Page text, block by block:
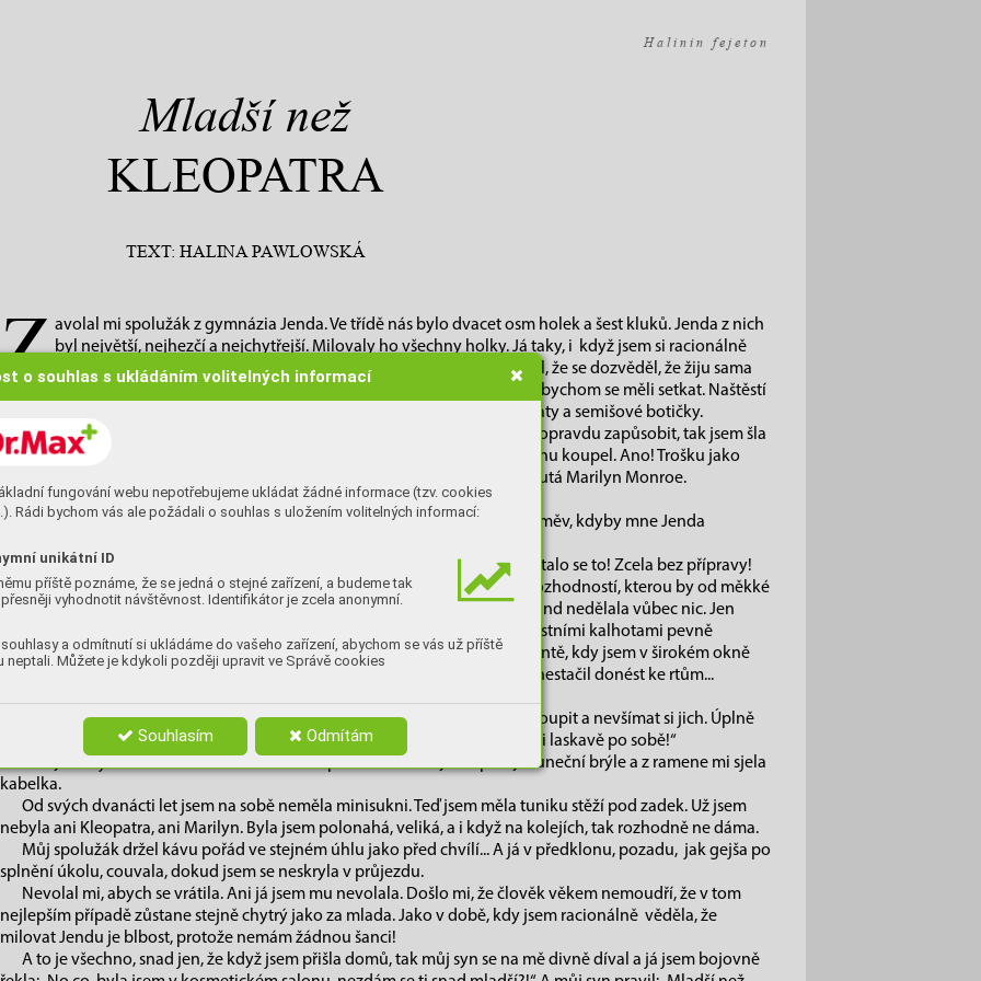
o souhlas s ukládáním volitelných informací
fungování webu nepotřebujeme ukládat žádné informace (tzv. cookies
Rádi bychom vás ale požádali o souhlas s uložením volitelných informací:
unikátní ID
příště poznáme, že se jedná o stejné zařízení, a budeme tak
vyhodnotit návštěvnost. Identifikátor je zcela anonymní.
a odmítnutí si ukládáme do vašeho zařízení, abychom se vás už příště
neptali. Můžete je kdykoli později upravit ve Správě cookies
Souhlasím Odmítám
H a l i n i n f e j e t o n
Mladší než
KLEOPATRA
TEXT: HALINA PAWLOWSKÁ
Z avolal mi spolužák z gymnázia Jenda. Ve třídě nás bylo dvacet osm holek a šest kluků. Jenda z nich
byl největší, nejhezčí a nejchytřejší. Milovaly ho všechny holky. Já taky, i když jsem si racionálně
říkala, že nemám šanci. A najednou se mi po spoustě let Jenda ozval, že se dozvěděl, že žiju sama
jen se svými dětmi, že žije také sám, a že ho napadlo, že je to asi osud a my bychom se měli setkat. Naštěstí
bylo po prázdninách a já se cítila docela dobře. Taky jsem si koupila nové šaty a semišové botičky.
A protože jsem na chlapce, po kterém toužily všechny gymnazistky, chtěla opravdu zapůsobit, tak jsem šla
ještě na kosmetiku a tam jsem si nechala udělat masáž obličeje a Kleopatřinu koupel. Ano! Trošku jako
Kleopatra jsem si připadala, jenže jsem byla blond. Kleopatra lehce šmrncnutá Marilyn Monroe.
Rande jsme si stylově domluvili ve Slávii.
Z taxíka jsem vystoupila nonšalantně. Hned jsem nasadila omračující úsměv, kdyby mne Jenda
Mé podpatečky klapaly. Obratně jsem překročila tramvajovou kolej a... stalo se to! Zcela bez přípravy!
Prostě jednoduše a bylo to! Mé capri kalhoty prudce opustily můj pas a s rozhodností, kterou by od měkké
látky nikdo nečekal, sjely na zem. Bylo to tak neuvěřitelné, že jsem pár sekund nedělala vůbec nic. Jen
jsem stála uprostřed rušné křižovatky u Národního divadla a měla jsem vlastními kalhotami pevně
spoutané kotníky. Můj mozek dokázal zpracovat tuto informaci až v momentě, kdy jsem v širokém okně
kavárny zahlédla Jendův obličej. Ustrnul uprostřed pohybu, šálek s kávou nestačil donést ke rtům...
Kalhoty ležely na dlažbě jak mrtvý pes. Nešlo z nich jen tak ležérně vystoupit a nevšímat si jich. Úplně
jsem slyšela, jak na mě křičí všímavá stařena: „Spadly vám kalhoty, ukliďte si laskavě po sobě!“
Bleskurychle jsem se sehnula v touze o nenápadnost. Z hlavy mi spadly sluneční brýle a z ramene mi sjela
kabelka.
Od svých dvanácti let jsem na sobě neměla minisukni. Teď jsem měla tuniku stěží pod zadek. Už jsem
nebyla ani Kleopatra, ani Marilyn. Byla jsem polonahá, veliká, a i když na kolejích, tak rozhodně ne dáma.
Můj spolužák držel kávu pořád ve stejném úhlu jako před chvílí... A já v předklonu, pozadu, jak gejša po
splnění úkolu, couvala, dokud jsem se neskryla v průjezdu.
Nevolal mi, abych se vrátila. Ani já jsem mu nevolala. Došlo mi, že člověk věkem nemoudří, že v tom
nejlepším případě zůstane stejně chytrý jako za mlada. Jako v době, kdy jsem racionálně věděla, že
milovat Jendu je blbost, protože nemám žádnou šanci!
A to je všechno, snad jen, že když jsem přišla domů, tak můj syn se na mě divně díval a já jsem bojovně